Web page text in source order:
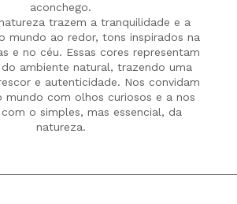
aconchego.
trazem a tranquilidade e a
mundo ao redor, tons inspirados na
e no céu. Essas cores representam
do ambiente natural, trazendo uma
e autenticidade. Nos convidam
mundo com olhos curiosos e a nos
o simples, mas essencial, da
natureza.